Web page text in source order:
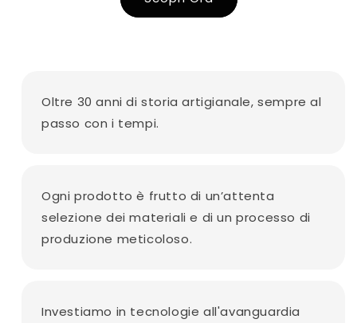
Oltre 30 anni di storia artigianale, sempre al
passo con i tempi.
Ogni prodotto è frutto di un’attenta
selezione dei materiali e di un processo di
produzione meticoloso.
Investiamo in tecnologie all'avanguardia